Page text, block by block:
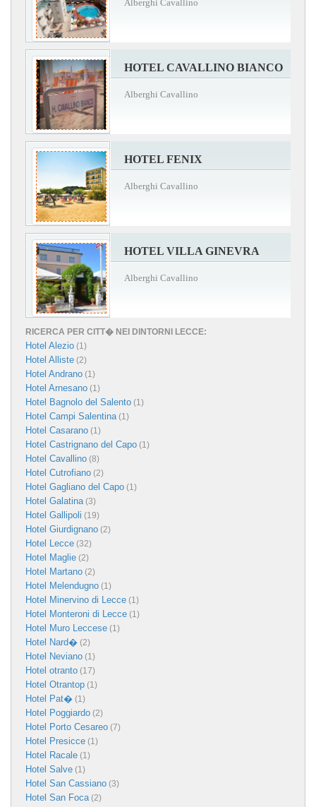
Alberghi Cavallino
HOTEL CAVALLINO BIANCO
Alberghi Cavallino
HOTEL FENIX
Alberghi Cavallino
HOTEL VILLA GINEVRA
Alberghi Cavallino
RICERCA PER CITT� NEI DINTORNI LECCE:
Hotel Alezio (1)
Hotel Alliste (2)
Hotel Andrano (1)
Hotel Arnesano (1)
Hotel Bagnolo del Salento (1)
Hotel Campi Salentina(1)
Hotel Casarano (1)
Hotel Castrignano del Capo (1)
Hotel Cavallino (8)
Hotel Cutrofiano (2)
Hotel Gagliano del Capo (1)
Hotel Galatina(3)
Hotel Gallipoli (19)
Hotel Giurdignano (2)
Hotel Lecce (32)
Hotel Maglie (2)
Hotel Martano (2)
Hotel Melendugno (1)
Hotel Minervino di Lecce (1)
Hotel Monteroni di Lecce (1)
Hotel Muro Leccese (1)
Hotel Nard� (2)
Hotel Neviano (1)
Hotel otranto (17)
Hotel Otrantop (1)
Hotel Pat� (1)
Hotel Poggiardo (2)
Hotel Porto Cesareo (7)
Hotel Presicce (1)
Hotel Racale (1)
Hotel Salve (1)
Hotel San Cassiano (3)
Hotel San Foca(2)